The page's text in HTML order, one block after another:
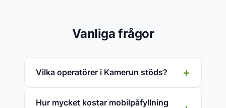
Vanliga frågor
Vilka operatörer i Kamerun stöds?
Hur mycket kostar mobilpåfyllning